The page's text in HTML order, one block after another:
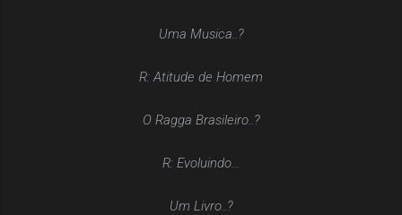
Uma Musica..?
R: Atitude de Homem
O Ragga Brasileiro..?
R: Evoluindo...
Um Livro..?